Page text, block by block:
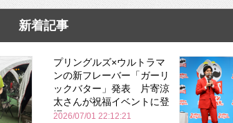
新着記事
プリングルズ×ウルトラマ
ンの新フレーバー「ガーリ
ックバター」発表 片寄涼
太さんが祝福イベントに登
場
2026/07/01 22:12:21